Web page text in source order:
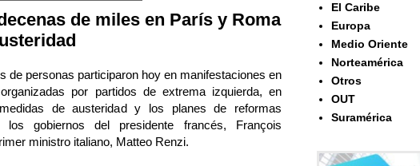
de miles en París y Roma
de personas participaron hoy en manifestaciones en
por partidos de extrema izquierda, en
de austeridad y los planes de reformas
los gobiernos del presidente francés, François
ministro italiano, Matteo Renzi.
El Caribe
Europa
Medio Oriente
Norteamérica
Otros
OUT
Suramérica